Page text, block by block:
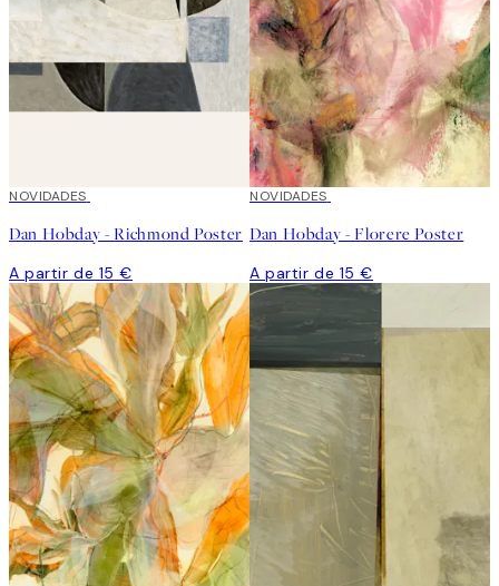
NOVIDADES
Dan Hobday - Richmond Poster
A partir de 15 €
NOVIDADES
Dan Hobday - Florere Poster
A partir de 15 €